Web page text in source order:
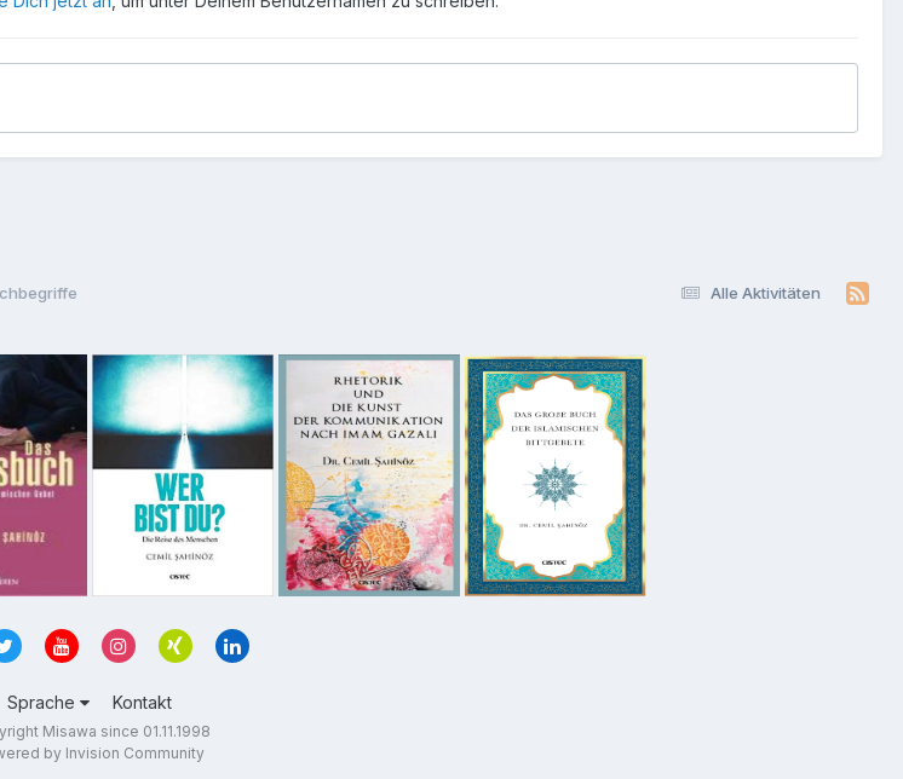
Alle Aktivitäten
Sprache Kontakt
Misawa since 01.11.1998
by Invision Community